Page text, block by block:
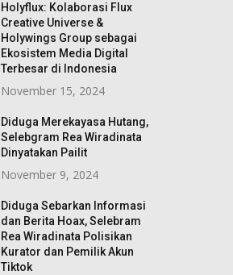
Holyflux: Kolaborasi Flux
Creative Universe &
Holywings Group sebagai
Ekosistem Media Digital
Terbesar di Indonesia
November 15, 2024
Diduga Merekayasa Hutang,
Selebgram Rea Wiradinata
Dinyatakan Pailit
November 9, 2024
Diduga Sebarkan Informasi
dan Berita Hoax, Selebram
Rea Wiradinata Polisikan
Kurator dan Pemilik Akun
Tiktok